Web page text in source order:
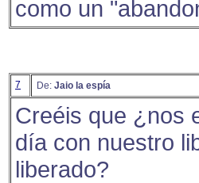
como un
7 De: Jaio la espía
Creéis que ¿nos
día con nuestro
liberado?